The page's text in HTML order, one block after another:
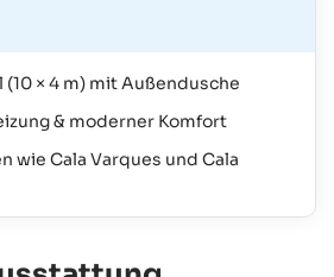
× 4 m) mit Außendusche
& moderner Komfort
wie Cala Varques und Cala